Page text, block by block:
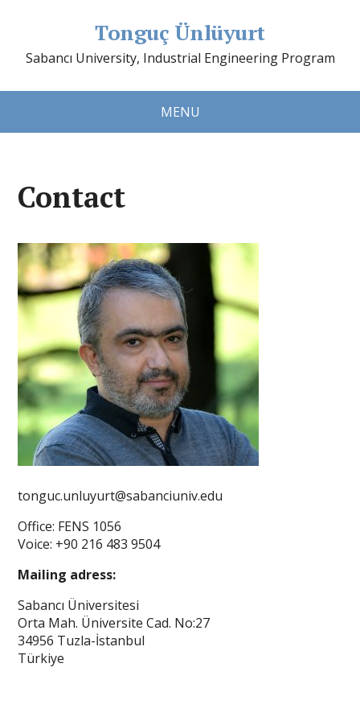
Tonguç Ünlüyurt
Sabancı University, Industrial Engineering Program
MENU
Contact
tonguc.unluyurt@sabanciuniv.edu
Office: FENS 1056
Voice: +90 216 483 9504
Mailing adress:
Sabancı Üniversitesi
Orta Mah. Üniversite Cad. No:27
34956 Tuzla-İstanbul
Türkiye